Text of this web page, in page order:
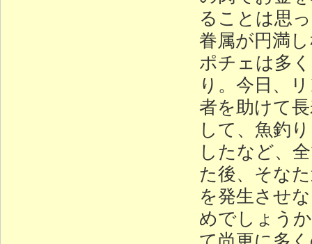
ることは思
眷属が円満
ポチェは多
り。今日、
者を助けて
して、魚釣
したなど、
た後、そな
を発生させ
めでしょう